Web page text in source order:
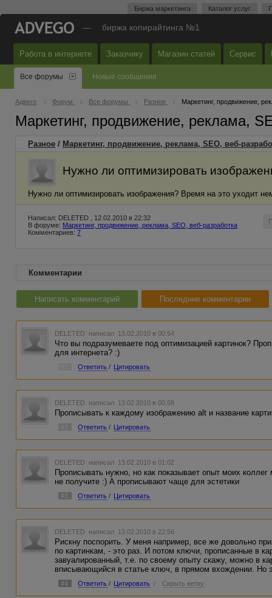
Биржа маркетинга Каталог услуг
— биржа копирайтинга №1
Работа в интернете Заказчику Магазин статей Сервис
Все форумы Новые сообщения
Адвего Форум Все форумы Разное Маркетинг, продвижение,
Маркетинг, продвижение, реклама,
Разное / Маркетинг, продвижение, реклама, SEO, веб-
Нужно ли оптимизировать
Нужно ли оптимизировать изображения? Время на это уходит
Написал: DELETED , 12.02.2010 в 22:32
В форуме: Маркетинг, продвижение, реклама, SEO, веб-разработка
Комментариев: 7
Комментарии
Написать комментарий Последние комментарии
DELETED написал 13.02.2010 в 00:54
Что вы подразумеваете под оптимизацией картинок?
для интернета? :)
Ответить / Цитировать
DELETED написал 13.02.2010 в 00:58
Прописывать к каждому изображению alt и название
Ответить / Цитировать
DELETED написал 13.02.2010 в 01:02
Прописывать нужно, но как показывает опыт моих
не получите :) А прописывают чаще для эстетики
#3 Ответить / Цитировать
DELETED написал 13.02.2010 в 22:56
Рискну поспорить. У меня например, все же довольно
по картинкам, - это раз. И потом ключи, прописанные в
завуалированный, т.е. по своему опыту скажу, можно в
вписывающийся в статье ключ, в прямом вхождении.
#4 Ответить / Цитировать / Скрыть ветку